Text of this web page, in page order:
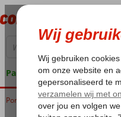
Pakketgarantie
Home
Portugal Madeira Funchal Fly &